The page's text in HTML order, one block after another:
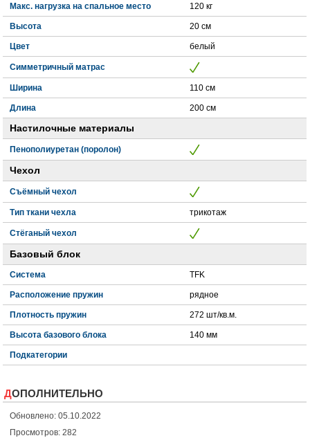
Макс. нагрузка на спальное место 120 кг
Высота 20 см
Цвет белый
Симметричный матрас
Ширина 110 см
Длина 200 см
Настилочные материалы
Пенополиуретан (поролон)
Чехол
Съёмный чехол
Тип ткани чехла трикотаж
Стёганый чехол
Базовый блок
Система TFK
Расположение пружин рядное
Плотность пружин 272 шт/кв.м.
Высота базового блока 140 мм
Подкатегории
ДОПОЛНИТЕЛЬНО
Обновлено: 05.10.2022
Просмотров: 282